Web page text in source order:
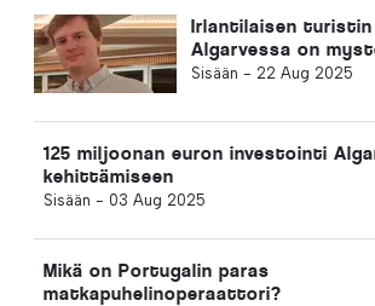
Irlantilaisen turistin
Algarvessa on
Sisään - 22 Aug 2025
125 miljoonan euron investointi
kehittämiseen
Sisään - 03 Aug 2025
Mikä on Portugalin paras
matkapuhelinoperaattori?